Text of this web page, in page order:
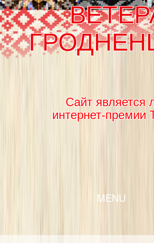
Сайт является
интернет-премии
MENU